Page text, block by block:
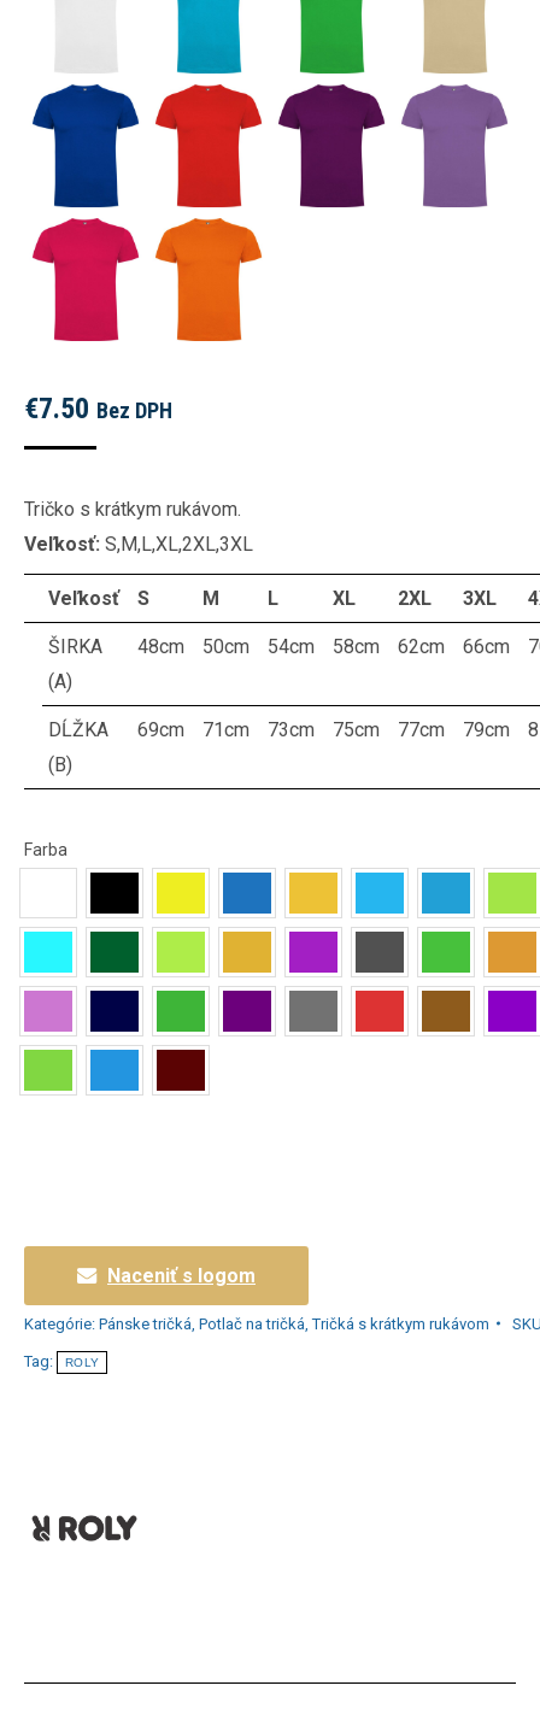
€7.50 Bez DPH
Tričko s krátkym rukávom.
Veľkosť: S,M,L,XL,2XL,3XL
Veľkosť S M L XL 2XL 3XL
ŠIRKA
(A)
48cm 50cm 54cm 58cm 62cm 66cm
DĹŽKA
(B)
69cm 71cm 73cm 75cm 77cm 79cm
Farba
Naceniť s logom
Kategórie: Pánske tričká Potlač na tričká ,Tričká s krátkym rukávom
Tag: ROLY